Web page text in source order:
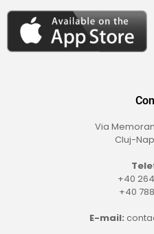
Via
Cluj-
+40
+40
E-mail: